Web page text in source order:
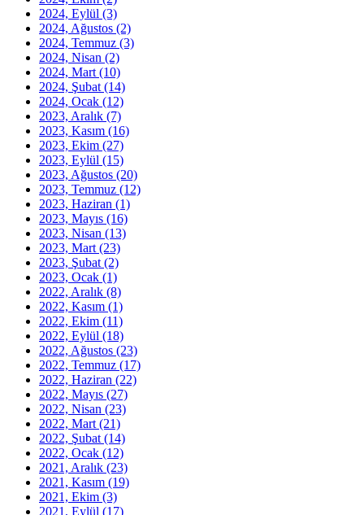
2024, Eylül (3)
2024, Ağustos (2)
2024, Temmuz (3)
2024, Nisan (2)
2024, Mart (10)
2024, Şubat (14)
2024, Ocak (12)
2023, Aralık (7)
2023, Kasım (16)
2023, Ekim (27)
2023, Eylül (15)
2023, Ağustos (20)
2023, Temmuz (12)
2023, Haziran (1)
2023, Mayıs (16)
2023, Nisan (13)
2023, Mart (23)
2023, Şubat (2)
2023, Ocak (1)
2022, Aralık (8)
2022, Kasım (1)
2022, Ekim (11)
2022, Eylül (18)
2022, Ağustos (23)
2022, Temmuz (17)
2022, Haziran (22)
2022, Mayıs (27)
2022, Nisan (23)
2022, Mart (21)
2022, Şubat (14)
2022, Ocak (12)
2021, Aralık (23)
2021, Kasım (19)
2021, Ekim (3)
2021, Eylül (17)